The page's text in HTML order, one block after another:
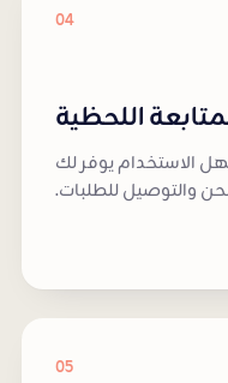
04
اللحظية
الاستخدام يوفر لك
والتوصيل للطلبات.
05